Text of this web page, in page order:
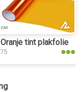
tint plakfolie